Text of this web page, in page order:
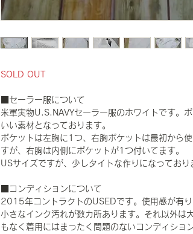
SOLD OUT
■セーラー服について
米軍実物U.S.NAVYセーラー服のホワイトです。
いい素材となっております。
ポケットは左胸に1つ、右胸ポケットは最初から
すが、右胸は内側にポケットが1つ付いてます。
USサイズですが、少しタイトな作りになっており
■コンディションについて
2015年コントラクトのUSEDです。使用感が有
小さなインク汚れが数カ所あります。それ以外は
もなく着用にはまったく問題のないコンディショ